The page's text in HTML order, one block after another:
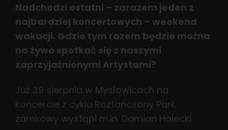
Nadchodzi ostatni – zarazem jeden z
najbardziej koncertowych – weekend
wakacji. Gdzie tym razem będzie można
na żywo spotkać się z naszymi
zaprzyjaźnionymi Artystami?
Już 29 sierpnia w Mysłowicach na
koncercie z cyklu Roztańczony Park
zamkowy wystąpi m.in. Damian Holecki.